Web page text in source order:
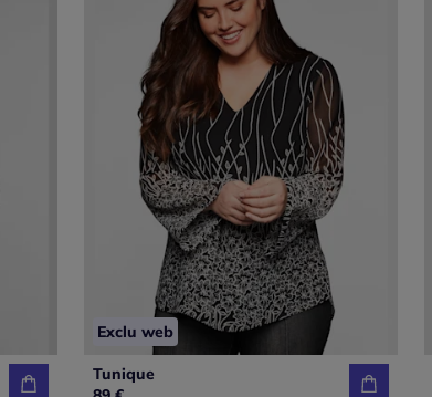
Exclu web
Tunique